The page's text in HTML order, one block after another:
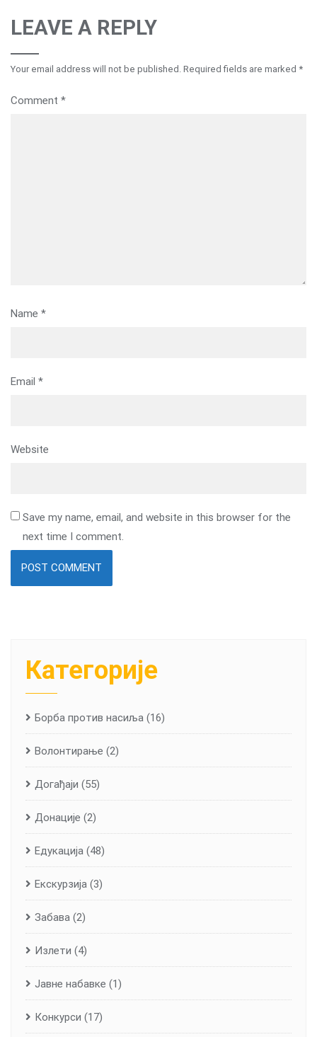
LEAVE A REPLY
Your email address will not be published. Required fields are marked *
Comment *
Name *
Email *
Website
Save my name, email, and website in this browser for the
next time I comment.
Категорије
Борба против насиља (16)
Волонтирање (2)
Догађаји (55)
Донације (2)
Едукација (48)
Екскурзија (3)
Забава (2)
Излети (4)
Јавне набавке (1)
Конкурси (17)